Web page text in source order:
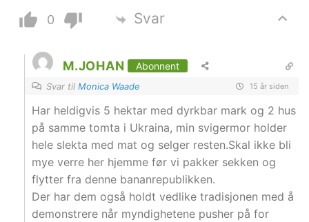
0 Svar
M.JOHAN Abonnent
Svar tilMonica Waade 15 år siden
Har heldigvis 5 hektar med dyrkbar mark og 2 hus
på samme tomta i Ukraina, min svigermor holder
hele slekta med mat og selger resten.Skal ikke bli
mye verre her hjemme før vi pakker sekken og
flytter fra denne bananrepublikken.
Der har dem også holdt vedlike tradisjonen med å
demonstrere når myndighetene pusher på for